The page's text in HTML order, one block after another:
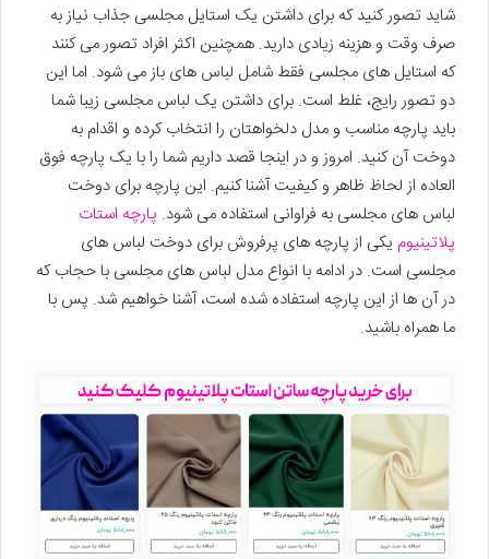
شاید تصور کنید که برای داشتن یک استایل مجلسی جذاب نیاز به
صرف وقت و هزینه زیادی دارید. همچنین اکثر افراد تصور می کنند
که استایل های مجلسی فقط شامل لباس های باز می شود. اما این
دو تصور رایج، غلط است. برای داشتن یک لباس مجلسی زیبا شما
باید پارچه مناسب و مدل دلخواهتان را انتخاب کرده و اقدام به
دوخت آن کنید. امروز و در اینجا قصد داریم شما را با یک پارچه فوق
العاده از لحاظ ظاهر و کیفیت آشنا کنیم. این پارچه برای دوخت
لباس های مجلسی به فراوانی استفاده می شود. پارچه استات
پلاتینیوم یکی از پارچه های پرفروش برای دوخت لباس های
مجلسی است. در ادامه با انواع مدل لباس های مجلسی با حجاب که
در آن ها از این پارچه استفاده شده است، آشنا خواهیم شد. پس با
ما همراه باشید.